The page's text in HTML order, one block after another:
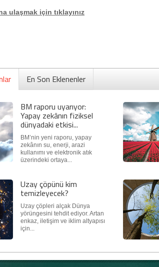
ulaşmak için tıklayınız
En Son Eklenenler
BM raporu uyarıyor:
Yapay zekânın fiziksel
dünyadaki etkisi...
BM’nin yeni raporu, yapay
zekânın su, enerji, arazi
kullanımı ve elektronik atık
üzerindeki ortaya...
Uzay çöpünü kim
temizleyecek?
Uzay çöpleri alçak Dünya
yörüngesini tehdit ediyor. Artan
enkaz, iletişim ve iklim altyapısı
için...